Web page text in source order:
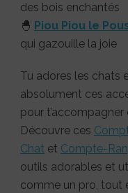
des bois enchantés
🐣 Piou Piou le
qui gazouille la joie
Tu adores les chats
absolument ces
pour
Découvre ces
Chat et Compte-
outils adorables et
comme un pro, tout